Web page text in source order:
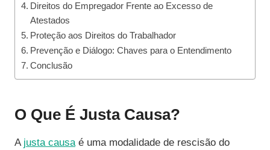
Direitos do Empregador Frente ao Excesso de
Atestados
Proteção aos Direitos do Trabalhador
Prevenção e Diálogo: Chaves para o Entendimento
Conclusão
O Que É Justa Causa?
A justa causaé uma modalidade de rescisão do